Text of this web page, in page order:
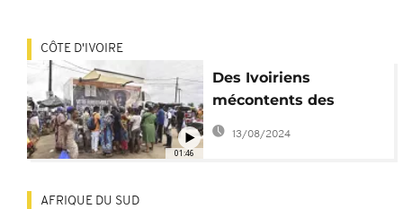
01:46
CÔTE D'IVOIRE
Des Ivoiriens
mécontents des
couacs de la
couverture maladie
13/08/2024
AFRIQUE DU SUD